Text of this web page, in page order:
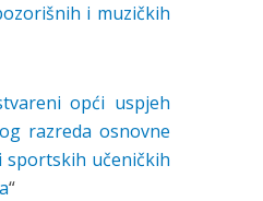
i muzičkih
opći uspjeh
razreda osnovne
učeničkih
“